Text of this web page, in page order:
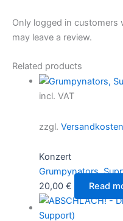
Only logged in
may leave a review.
Related products
incl. VAT
zzgl. Versandkosten
Konzert
Grumpynators,
20,00 € Read